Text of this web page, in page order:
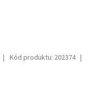
Kód produktu: 202374